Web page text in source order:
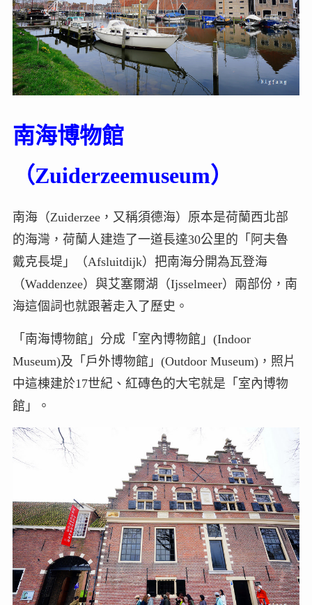
南海博物館
（Zuiderzeemuseum）
南海（Zuiderzee，又稱須德海）原本是荷蘭西北部
的海灣，荷蘭人建造了一道長達30公里的「阿夫魯
戴克長堤」（Afsluitdijk）把南海分開為瓦登海
（Waddenzee）與艾塞爾湖（Ijsselmeer）兩部份，南
海這個詞也就跟著走入了歷史。
「南海博物館」分成「室內博物館」(Indoor
Museum)及「戶外博物館」(Outdoor Museum)，照片
中這棟建於17世紀、紅磚色的大宅就是「室內博物
館」。